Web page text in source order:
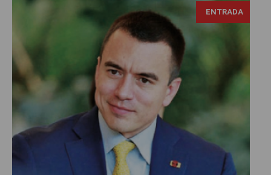
ENTRADA